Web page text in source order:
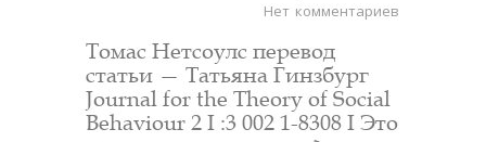
Нет комментариев
Томас Нетсоулс перевод
статьи — Татьяна Гинзбург
Journal for the Theory of Social
Behaviour 2 I :3 002 1-8308 I Это